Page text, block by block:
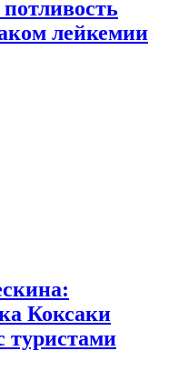
лейкемии
Коксаки
туристами